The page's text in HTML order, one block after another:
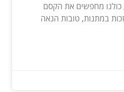
מחפשים את הקסם
במתנות, טובות הנאה